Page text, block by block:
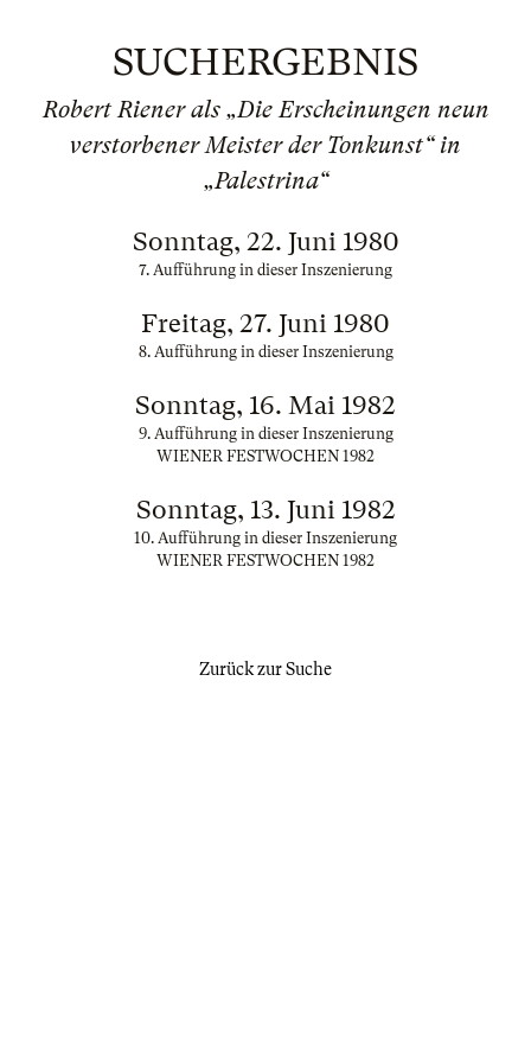
SUCHERGEBNIS
Robert Riener als „Die Erscheinungen neun
verstorbener Meister der Tonkunst“ in
„Palestrina“
Sonntag, 22. Juni 1980
7. Aufführung in dieser Inszenierung
Freitag, 27. Juni 1980
8. Aufführung in dieser Inszenierung
Sonntag, 16. Mai 1982
9. Aufführung in dieser Inszenierung
WIENER FESTWOCHEN 1982
Sonntag, 13. Juni 1982
10. Aufführung in dieser Inszenierung
WIENER FESTWOCHEN 1982
Zurück zur Suche